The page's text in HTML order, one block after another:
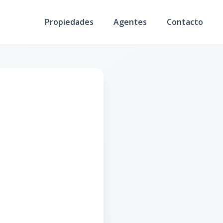
Propiedades Agentes Contacto